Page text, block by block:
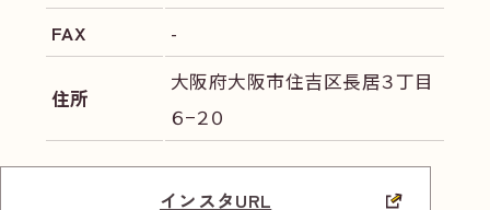
FAX
-
住所
大阪府大阪市住吉区長居３丁目
６−２０
インスタURL